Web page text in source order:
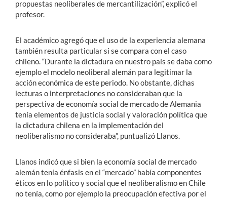
propuestas neoliberales de mercantilización”, explicó el
profesor.
El académico agregó que el uso de la experiencia alemana
también resulta particular si se compara con el caso
chileno. “Durante la dictadura en nuestro país se daba como
ejemplo el modelo neoliberal alemán para legitimar la
acción económica de este periodo. No obstante, dichas
lecturas o interpretaciones no consideraban que la
perspectiva de economía social de mercado de Alemania
tenía elementos de justicia social y valoración política que
la dictadura chilena en la implementación del
neoliberalismo no consideraba”, puntualizó Llanos.
Llanos indicó que si bien la economía social de mercado
alemán tenía énfasis en el “mercado” había componentes
éticos en lo político y social que el neoliberalismo en Chile
no tenía, como por ejemplo la preocupación efectiva por el